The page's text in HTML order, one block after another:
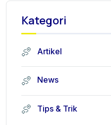
Kategori
Artikel
News
Tips & Trik